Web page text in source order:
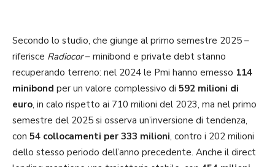
Secondo lo studio, che giunge al primo semestre 2025 –
riferisce Radiocor– minibond e private debt stanno
recuperando terreno: nel 2024 le Pmi hanno emesso 114
minibond per un valore complessivo di 592 milioni di
euro, in calo rispetto ai 710 milioni del 2023, ma nel primo
semestre del 2025 si osserva un’inversione di tendenza,
con 54 collocamenti per 333 milioni, contro i 202 milioni
dello stesso periodo dell’anno precedente. Anche il direct